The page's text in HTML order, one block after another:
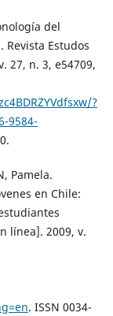
del
Revista Estudos
27, n. 3, e54709,
?
9584-
Pamela.
en Chile:
línea]. 2009, v.
. ISSN 0034-